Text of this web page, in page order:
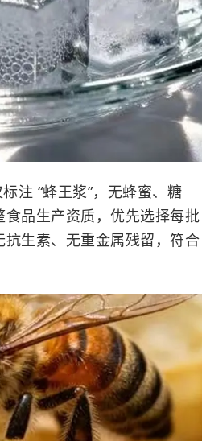
注 “蜂王浆”，无蜂蜜、糖
品生产资质，优先选择每批
生素、无重金属残留，符合